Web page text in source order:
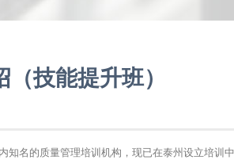
技能提升班）
知名的质量管理培训机构，现已在泰州设立培训